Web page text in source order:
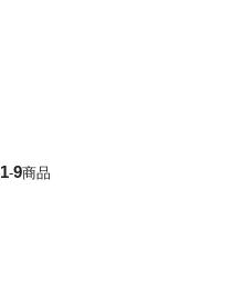
1-9商品